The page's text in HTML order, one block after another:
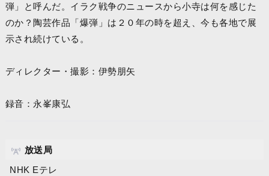
弾」と呼んだ。イラク戦争のニュースから小寺は何を感じた
のか？陶芸作品「爆弾」は２０年の時を超え、今も各地で展
示され続けている。
ディレクター・撮影：伊勢朋矢
録音：永峯康弘
放送局
NHK Eテレ